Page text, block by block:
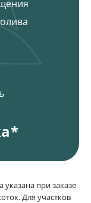
при заказе
Для участков